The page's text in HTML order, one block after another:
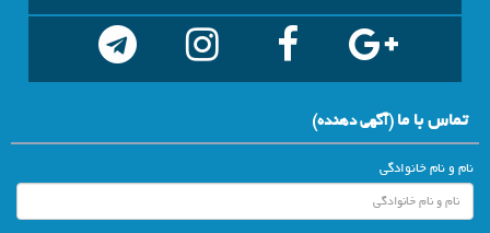
تماس با ما(آگهي دهنده)
نام و نام خانوادگی